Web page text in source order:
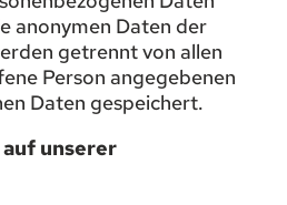
anonymen Daten der
getrennt von allen
Person angegebenen
Daten gespeichert.
unserer